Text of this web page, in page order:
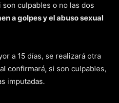
son culpables o no las dos
a golpes y el abuso sexual
a 15 días, se realizará otra
confirmará, si son culpables,
imputadas.